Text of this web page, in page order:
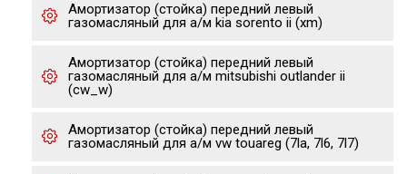
Амортизатор (стойка) передний левый
газомасляный для а/м kia sorento ii (xm)
Амортизатор (стойка) передний левый
газомасляный для а/м mitsubishi outlander ii
(cw_w)
Амортизатор (стойка) передний левый
газомасляный для а/м vw touareg (7la, 7l6, 7l7)